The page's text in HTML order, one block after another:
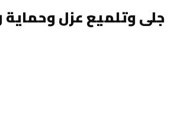
جلى وتلميع عزل وحماية